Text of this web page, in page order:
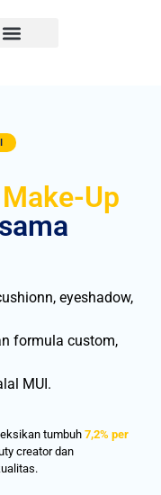
Up
eyeshadow,
formula custom,
MUI.
tumbuh 7,2% per
creator dan